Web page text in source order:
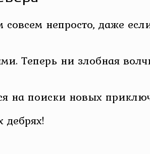
непросто, даже
Теперь ни злобная
на поиски новых
дебрях!